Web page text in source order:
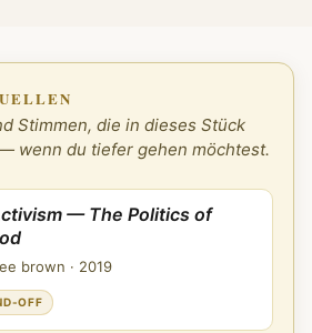
Stimmen, die in dieses Stück
wenn du tiefer gehen möchtest.
— The Politics of
brown · 2019
OFF